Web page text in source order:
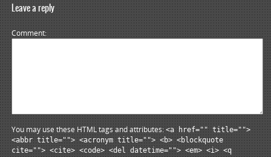
Leave a reply
Comment
You may use these HTML tags and attributes:<a href="" title="">
<abbr title=""> <acronym title=""> <b> <blockquote
cite=""> <cite> <code> <del datetime=""> <em> <i> <q